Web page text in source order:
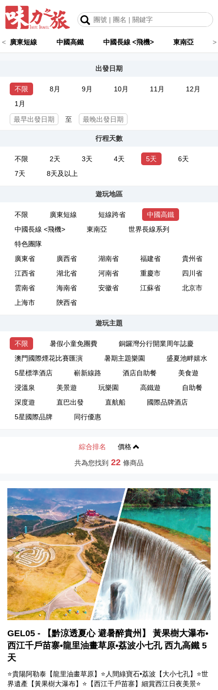
< 廣東短線 中國高鐵 中國長線 <飛機> 東南亞 >
出發日期
不限 8月 9月 10月 11月
12月
1月
至
行程天數
不限 2天 3天 4天 5天
6天
7天
8天及以上
遊玩地區
不限 廣東短線 短線跨省
中國高鐵
中國長線 <飛機>
東南亞
世界長線系列
特色團隊
廣東省
廣西省 湖南省 福建省
貴州省
江西省
湖北省 河南省 重慶市
四川省
雲南省
海南省 安徽省 江蘇省
北京市
上海市
陝西省
遊玩主題
不限 暑假小童免團費
銅鑼灣分行開業周年誌慶
澳門國際煙花比賽匯演
暑期主題樂園
盛夏池畔嬉水
5星標準酒店
嶄新線路 酒店自助餐
美食遊
浸溫泉
美景遊 玩樂園 高鐵遊
自助餐
深度遊
直巴出發 直航船
國際品牌酒店
5星國際品牌
同行優惠
綜合排名 價格
共為您找到 22 條商品
GEL05 - 【黔涼透夏心 避暑醉貴州】 黃果樹大瀑布•
西江千戶苗寨•龍里油畫草原•荔波小七孔 西九高鐵 5
天
⭐貴陽阿勒泰【龍里油畫草原】⭐人間綠寶石•荔波【大小七孔】⭐世
界遺產【黃果樹大瀑布】⭐【西江千戶苗寨】細賞西江日夜美景⭐